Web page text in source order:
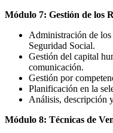
Módulo 7: Gestión de los
Administración de los
Seguridad Social.
Gestión del capital
comunicación.
Gestión por
Planificación en la
Análisis, descripción
Módulo 8: Técnicas de